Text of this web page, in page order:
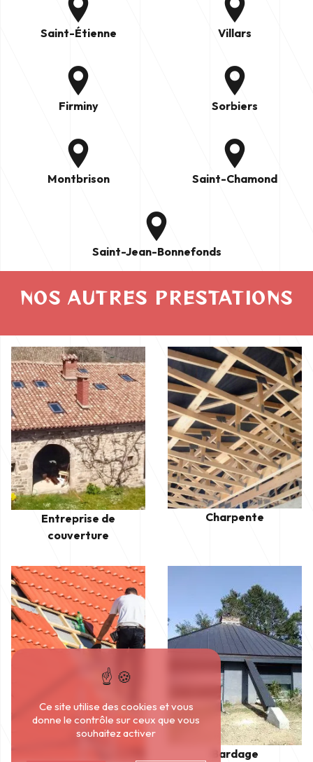
Saint-Étienne Villars
Firminy Sorbiers
Montbrison Saint-Chamond
Saint-Jean-Bonnefonds
NOS AUTRES PRESTATIONS
Entreprise de
couverture
Charpente
Bardage
Ce site utilise des cookies et vous
donne le contrôle sur ceux que vous
souhaitez activer